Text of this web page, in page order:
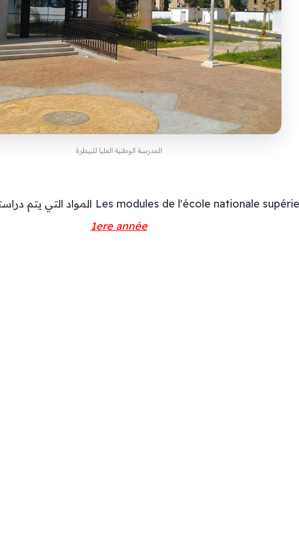
المدرسة الوطنية العليا للبيطرة
Les modules de l'école nationale المواد التي يتم
1ere année